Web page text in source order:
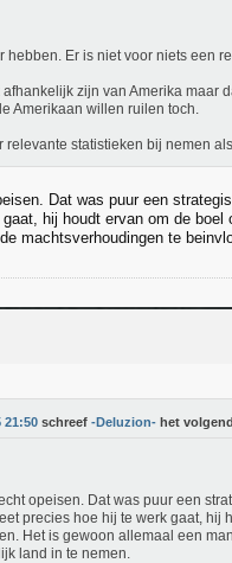
hebben. Er is niet voor niets een
zijn van Amerika maar
Amerikaan willen ruilen toch.
statistieken bij nemen
Dat was puur een
hij houdt ervan om de
machtsverhoudingen te
21:50 schreef -Deluzion- het
opeisen. Dat was puur een
precies hoe hij te werk gaat, hij
Het is gewoon allemaal een
land in te nemen.